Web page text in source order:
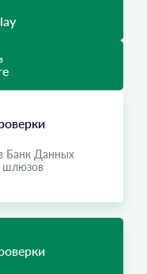
Банк Данных
шлюзов